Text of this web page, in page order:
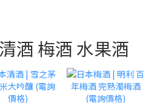
酒 梅酒 水果酒